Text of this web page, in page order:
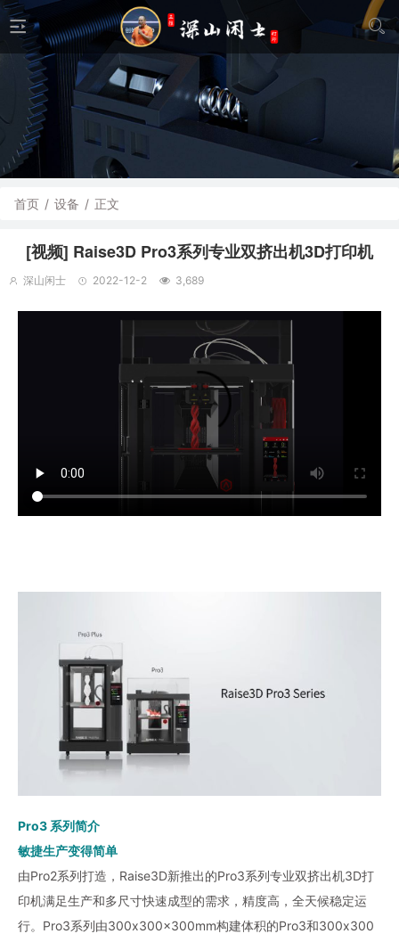
首页 / 设备 / 正文
[视频] Raise3D Pro3系列专业双挤出机3D打印机
深山闲士 2022-12-2 3,689
Pro3 系列简介
敏捷生产变得简单
由Pro2系列打造，Raise3D新推出的Pro3系列专业双挤出机3D打
印机满足生产和多尺寸快速成型的需求，精度高，全天候稳定运
行。Pro3系列由300x300x300mm构建体积的Pro3和300x300